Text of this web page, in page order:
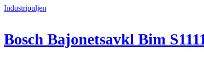
Industripuljen
Bosch Bajonetsavkl Bim